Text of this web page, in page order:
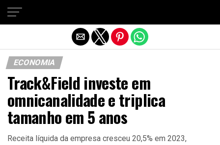
ECONOMIA
Track&Field investe em
omnicanalidade e triplica
tamanho em 5 anos
Receita líquida da empresa cresceu 20,5% em 2023,